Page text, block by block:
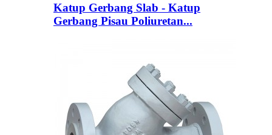
Katup Gerbang Slab - Katup
Gerbang Pisau Poliuretan...